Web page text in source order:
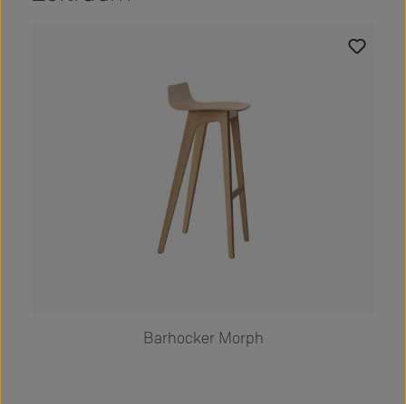
Barhocker Morph